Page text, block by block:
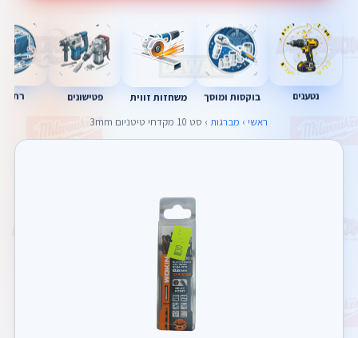
נטענים בוקסות ומוסך משחזות זווית פטישונים
ראשי › מברגות › סט 10 מקדחי טיטניום 3mm